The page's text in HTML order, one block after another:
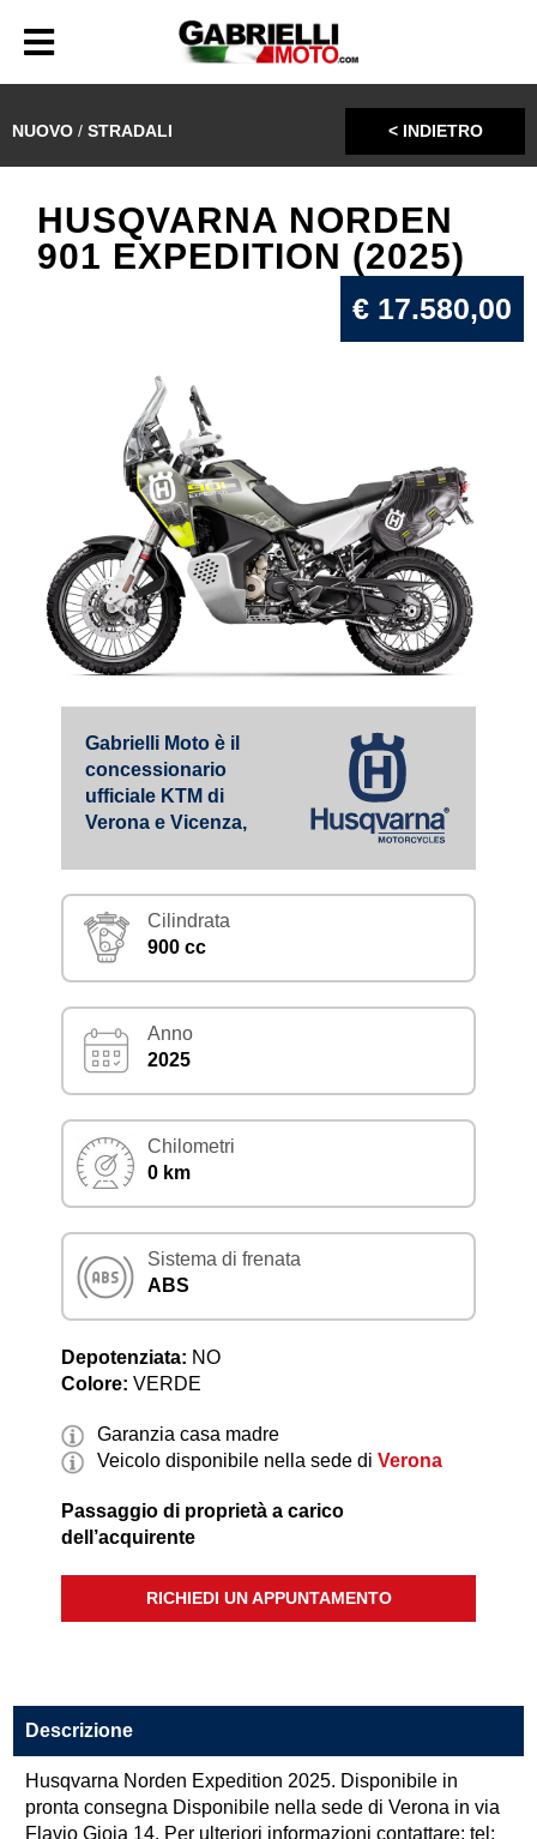
NUOVO / STRADALI < INDIETRO
HUSQVARNA NORDEN
901 EXPEDITION (2025)
€ 17.580,00
Gabrielli Moto è il
concessionario
ufficiale KTM di
Verona e Vicenza,
Cilindrata
900 cc
Anno
2025
Chilometri
0 km
Sistema di frenata
ABS
Depotenziata: NO
Colore: VERDE
Garanzia casa madre
Veicolo disponibile nella sede diVerona
Passaggio di proprietà a carico
dell’acquirente
RICHIEDI UN APPUNTAMENTO
Descrizione
Husqvarna Norden Expedition 2025. Disponibile in
pronta consegna Disponibile nella sede di Verona in via
Flavio Gioia 14. Per ulteriori informazioni contattare: tel: